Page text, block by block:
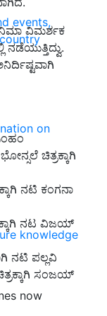
events,
on
knowledge
now
ವಿಮರ್ಶಕ
ಚಿತ್ರಕ್ಕಾಗಿ
ನಟಿ ಕಂಗನಾ
ನಟ ವಿಜಯ್​
ನಟಿ ಪಲ್ಲವಿ
ಸಂಜಯ್​